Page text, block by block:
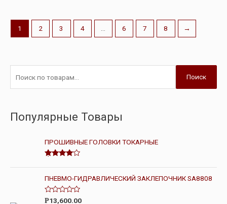
1 2 3 4 6 7 8 →
Поиск
Популярные Товары
ПРОШИВНЫЕ ГОЛОВКИ ТОКАРНЫЕ
4.00из 5
ПНЕВМО-ГИДРАВЛИЧЕСКИЙ ЗАКЛЕПОЧНИК SA8808
О
Р13,600.00